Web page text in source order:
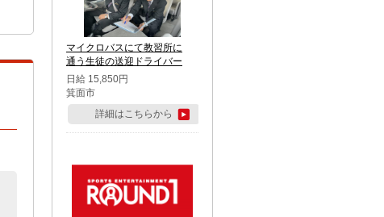
マイクロバスにて教習所に
通う生徒の送迎ドライバー
日給 15,850円
箕面市
詳細はこちらから